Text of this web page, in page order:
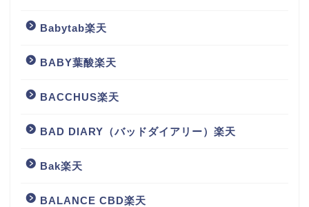
Babytab楽天
BABY葉酸楽天
BACCHUS楽天
BAD DIARY（バッドダイアリー）楽天
Bak楽天
BALANCE CBD楽天